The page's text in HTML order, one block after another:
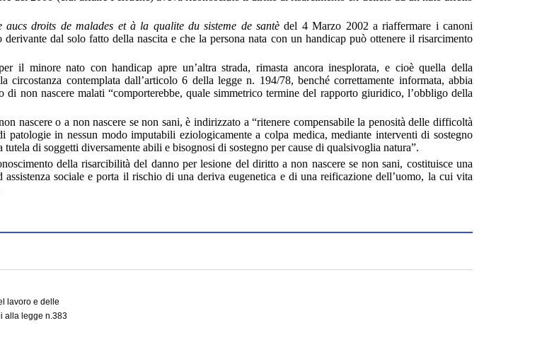
aucs droits de malades et à la qualite du sisteme de santèdel 4 Marzo 2002 a riaffermare i canoni
dal solo fatto della nascita e che la persona nata con un handicap può ottenere il risarcimento
il minore nato con handicap apre un’altra strada, rimasta ancora inesplorata, e cioè quella della
contemplata dall’articolo 6 della legge n. 194/78, benché correttamente informata, abbia
non nascere malati “comporterebbe, quale simmetrico termine del rapporto giuridico, l’obbligo della
nascere o a non nascere se non sani, è indirizzato a “ritenere compensabile la penosità delle difficoltà
in nessun modo imputabili eziologicamente a colpa medica, mediante interventi di sostegno
di soggetti diversamente abili e bisognosi di sostegno per cause di qualsivoglia natura”.
della risarcibilità del danno per lesione del diritto a non nascere se non sani, costituisce una
sociale e porta il rischio di una deriva eugenetica e di una reificazione dell’uomo, la cui vita
lavoro e delle
alla legge n.383